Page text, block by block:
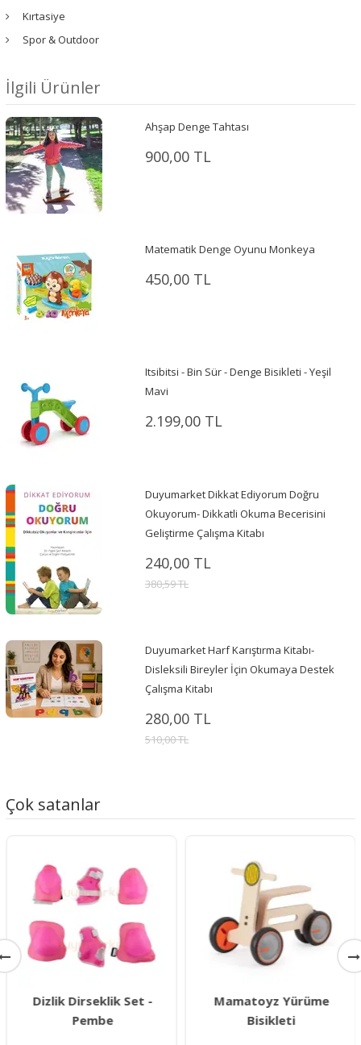
Kırtasiye
Spor & Outdoor
İlgili Ürünler
Ahşap Denge Tahtası
900,00 TL
Matematik Denge Oyunu Monkeya
450,00 TL
Itsibitsi - Bin Sür - Denge Bisikleti - Yeşil
Mavi
2.199,00 TL
Duyumarket Dikkat Ediyorum Doğru
Okuyorum- Dikkatli Okuma Becerisini
Geliştirme Çalışma Kitabı
240,00 TL
380,59 TL
Duyumarket Harf Karıştırma Kitabı-
Disleksili Bireyler İçin Okumaya Destek
Çalışma Kitabı
280,00 TL
510,00 TL
Çok satanlar
Dizlik Dirseklik Set -
Pembe
Mamatoyz Yürüme
Bisikleti